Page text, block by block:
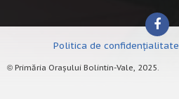
Politica de confidențialitate
© Primăria Orașului Bolintin-Vale, 2025.